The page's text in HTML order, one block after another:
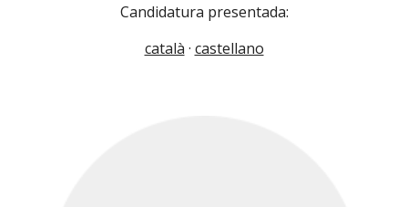
Candidatura presentada:
català · castellano